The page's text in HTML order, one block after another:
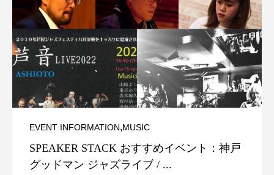
EVENT INFORMATION,MUSIC
SPEAKER STACK おすすめイベント：神戸
グッドマン ジャズライブ / ...